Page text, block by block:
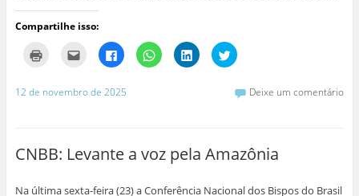
Compartilhe isso:
u
e
i
m
i
u
e
e
n
a
C
l
u
e
c
o
a
C
l
c
o
a
C
l
c
o
a
C
l
u
e
c
o
a
12 de novembro de 2025 Deixe um comentário
CNBB: Levante a voz pela Amazônia
Na última sexta-feira (23) a Conferência Nacional dos Bispos do Brasil